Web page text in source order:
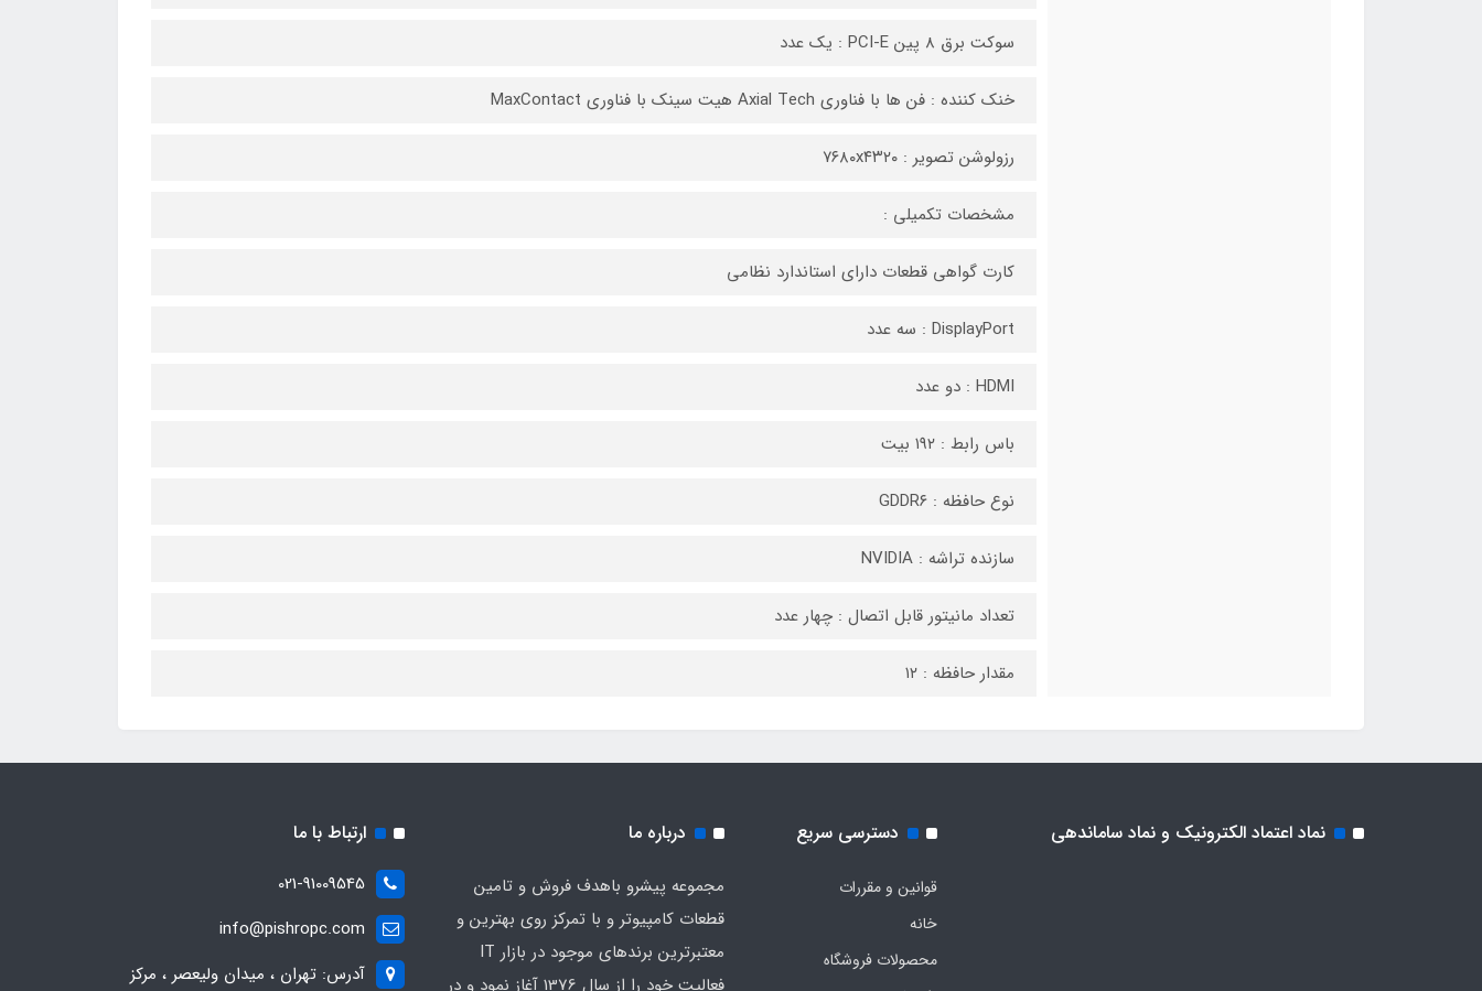
سوکت برق 8 پین PCI-E : یک عدد
خنک‌ کننده : فن ها با فناوری Axial Tech هیت سینک با فناوری MaxContact
رزولوشن تصویر : ۷۶۸۰x۴۳۲۰
مشخصات تکمیلی :
کارت گواهی قطعات دارای استاندارد نظامی
DisplayPort : سه عدد
HDMI : دو عدد
باس رابط : ۱۹۲ بیت
نوع حافظه : GDDR۶
سازنده تراشه : NVIDIA
تعداد مانیتور قابل اتصال : چهار عدد
مقدار حافظه : ۱۲
نماد اعتماد الکترونیک و نماد ساماندهی دسترسی سریع
قوانین و مقررات
خانه
محصولات فروشگاه
درباره ما
مجموعه پیشرو باهدف فروش و تامین
قطعات کامپیوتر و با تمرکز روی بهترین و
معتبرترین برندهای موجود در بازار IT
فعالیت خود را از سال 1376 آغاز نمود و در
ارتباط با ما
021-91009545
info@pishropc.com
آدرس: تهران ، میدان ولیعصر ، مرکز